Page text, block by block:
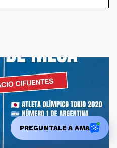
PREGUNTALE A AMA